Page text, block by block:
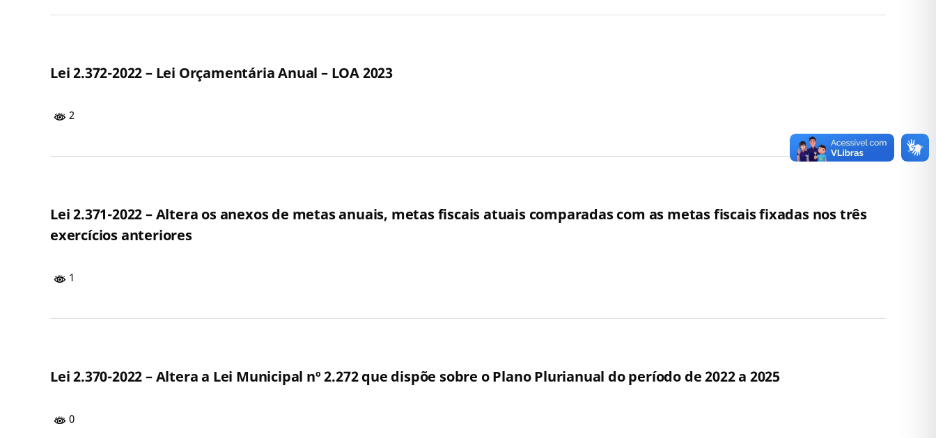
Lei 2.372-2022 – Lei Orçamentária Anual – LOA 2023
2
Lei 2.371-2022 – Altera os anexos de metas anuais, metas fiscais atuais comparadas com as metas fiscais fixadas nos três
exercícios anteriores
1
Lei 2.370-2022 – Altera a Lei Municipal nº 2.272 que dispõe sobre o Plano Plurianual do período de 2022 a 2025
0